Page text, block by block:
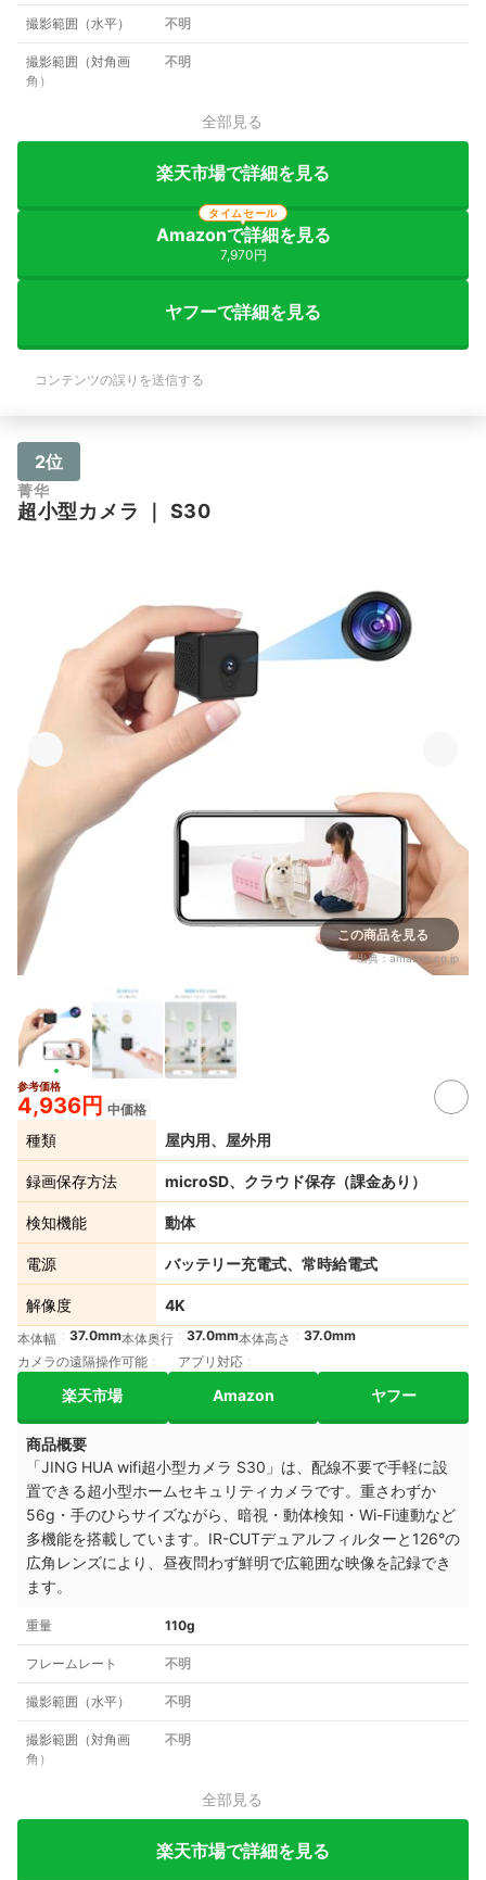
撮影範囲（水平） 不明
撮影範囲（対角画
角）
不明
全部見る
楽天市場で詳細を見る
Amazonで詳細を見る
7,970円
タイムセール
ヤフーで詳細を見る
コンテンツの誤りを送信する
2位
菁华
超小型カメラ ｜ S30
この商品を見る
出典：amazon.co.jp
参考価格
4,936円 中価格
種類 屋内用、屋外用
録画保存方法 microSD、クラウド保存（課金あり）
検知機能 動体
電源 バッテリー充電式、常時給電式
解像度 4K
本体幅 37.0mm本体奥行 37.0mm本体高さ
37.0mm
カメラの遠隔操作可能
アプリ対応
楽天市場 Amazon ヤフー
商品概要
「JING HUA wifi超小型カメラ S30」は、配線不要で手軽に設
置できる超小型ホームセキュリティカメラです。重さわずか
56g・手のひらサイズながら、暗視・動体検知・Wi-Fi連動など
多機能を搭載しています。IR-CUTデュアルフィルターと126°の
広角レンズにより、昼夜問わず鮮明で広範囲な映像を記録でき
ます。
重量 110g
フレームレート 不明
撮影範囲（水平） 不明
撮影範囲（対角画
角）
不明
全部見る
楽天市場で詳細を見る